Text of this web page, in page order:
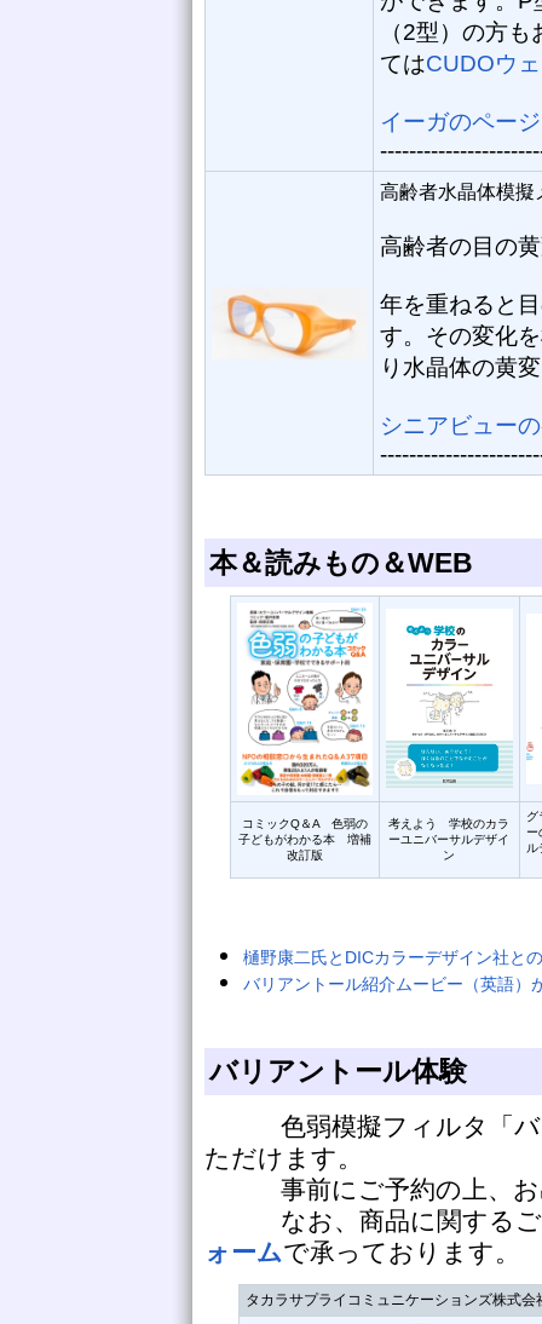
（2型）の方
てはCUDOウ
イーガのペー
高齢者水晶体模擬
高齢者の目の
年を重ねると
す。その変化
り水晶体の黄
シニアビュー
本＆読みもの＆WEB
コミックQ＆A 色弱の
子どもがわかる本 増補
改訂版
考えよう 学校のカラ
ーユニバーサルデザイ
ン
グ
ー
ル
樋野康二氏とDICカラーデザイン社と
バリアントール紹介ムービー（英語）
バリアントール体験
色弱模擬フィルタ「バ
ただけます。
事前にご予約の上、お
なお、商品に関するご
ォームで承っております。
タカラサプライコミュニケーションズ株式